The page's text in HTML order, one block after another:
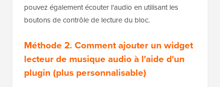
pouvez également écouter l'audio en utilisant les
boutons de contrôle de lecture du bloc.
Méthode 2. Comment ajouter un widget
lecteur de musique audio à l'aide d'un
plugin (plus personnalisable)